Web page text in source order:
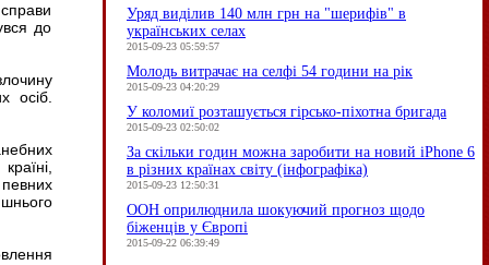
до
осіб.
Уряд виділив 140 млн грн на "шерифів" в
українських селах
2015-09-23 05:59:57
Молодь витрачає на селфі 54 години на рік
2015-09-23 04:20:29
У коломиї розташується гірсько-піхотна бригада
2015-09-23 02:50:02
За скільки годин можна заробити на новий iPhone 6
в різних країнах світу (інфографіка)
2015-09-23 12:50:31
ООН оприлюднила шокуючий прогноз щодо
біженців у Європі
2015-09-22 06:39:49